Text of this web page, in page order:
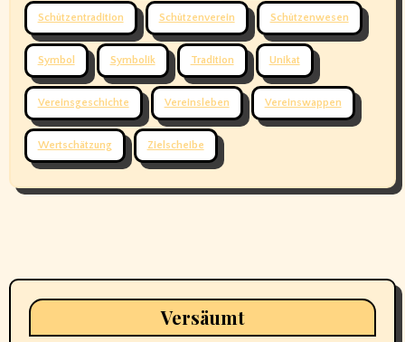
Schützentradition Schützenverein Schützenwesen
Symbol Symbolik Tradition Unikat
Vereinsgeschichte Vereinsleben Vereinswappen
Wertschätzung Zielscheibe
Versäumt